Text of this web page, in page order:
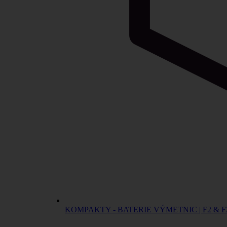
KOMPAKTY - BATERIE VÝMETNIC | F2 &